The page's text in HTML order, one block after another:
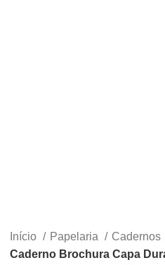
Início Papelaria Cadernos
Caderno Brochura Capa